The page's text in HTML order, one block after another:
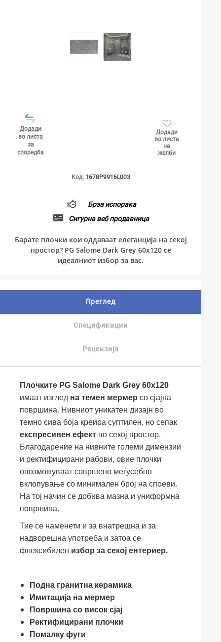
Додади
во листа
за
споредба
Додади
во листа
на
желби
Код: 1678P9916L003
Брза испорака
Сигурна веб продавница
Барате плочки кои оддаваат елеганција на секој
простор? PG Salome Dark Grey 60x120 се
идеалниот избор за вас.
Преглед
Спецификации
Рецензија
Плочките PG Salome Dark Grey 60x120
имаат изглед на темен мермер со сјајна
површина. Нивниот уникатен дизајн во
темно сива боја креира суптилен, но сепак
експресивен ефект во секој простор.
Благодарение на нивните големи димензии
и ректифицирани рабови, овие плочки
овозможуваат совршено меѓусебно
вклопување со минимален број на споеви.
На тој начин се добива мазна и униформна
површина.
Тие се наменети и за внатрешна и за
надворешна употреба и затоа се
флексибилен избор за секој ентериер.
Подна гранитна керамика
Имитација на мермер
Површина со висок сјај
Ректифицирани плочки
Помалку фуги